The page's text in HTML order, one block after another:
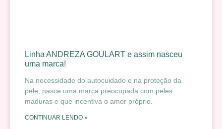
Linha ANDREZA GOULART e assim nasceu
uma marca!
Na necessidade do autocuidado e na proteção da
pele, nasce uma marca preocupada com peles
maduras e que incentiva o amor próprio.
CONTINUAR LENDO »